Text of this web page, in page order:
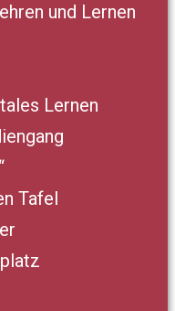
und Lernen
Lernen
Tafel